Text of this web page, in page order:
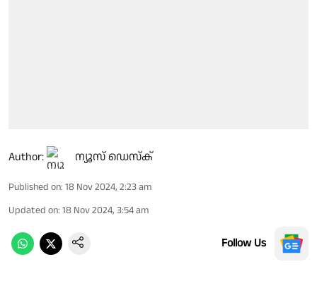
Author: ന്യൂസ് ഡെസ്ക്
Published on: 18 Nov 2024, 2:23 am
Updated on: 18 Nov 2024, 3:54 am
Follow Us